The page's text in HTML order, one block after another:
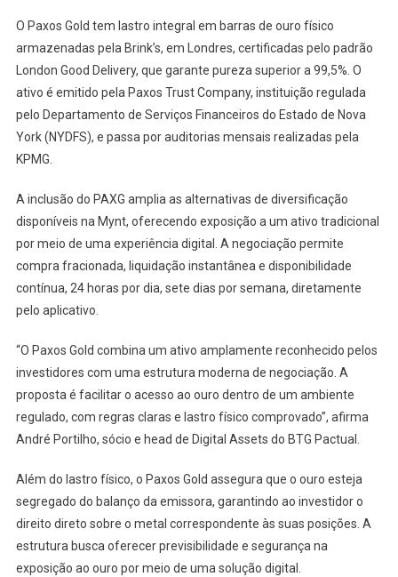
O Paxos Gold tem lastro integral em barras de ouro físico
armazenadas pela Brink’s, em Londres, certificadas pelo padrão
London Good Delivery, que garante pureza superior a 99,5%. O
ativo é emitido pela Paxos Trust Company, instituição regulada
pelo Departamento de Serviços Financeiros do Estado de Nova
York (NYDFS), e passa por auditorias mensais realizadas pela
KPMG.
A inclusão do PAXG amplia as alternativas de diversificação
disponíveis na Mynt, oferecendo exposição a um ativo tradicional
por meio de uma experiência digital. A negociação permite
compra fracionada, liquidação instantânea e disponibilidade
contínua, 24 horas por dia, sete dias por semana, diretamente
pelo aplicativo.
“O Paxos Gold combina um ativo amplamente reconhecido pelos
investidores com uma estrutura moderna de negociação. A
proposta é facilitar o acesso ao ouro dentro de um ambiente
regulado, com regras claras e lastro físico comprovado”, afirma
André Portilho, sócio e head de Digital Assets do BTG Pactual.
Além do lastro físico, o Paxos Gold assegura que o ouro esteja
segregado do balanço da emissora, garantindo ao investidor o
direito direto sobre o metal correspondente às suas posições. A
estrutura busca oferecer previsibilidade e segurança na
exposição ao ouro por meio de uma solução digital.